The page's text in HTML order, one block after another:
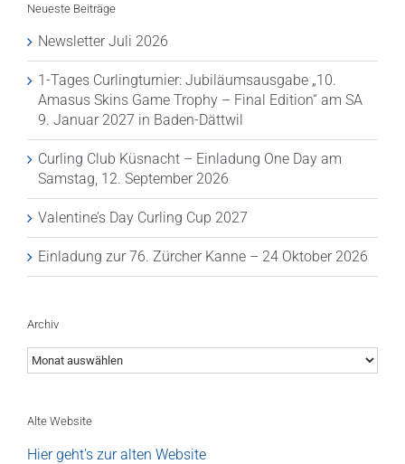
Neueste Beiträge
Newsletter Juli 2026
1-Tages Curlingturnier: Jubiläumsausgabe „10.
Amasus Skins Game Trophy – Final Edition“ am SA
9. Januar 2027 in Baden-Dättwil
Curling Club Küsnacht – Einladung One Day am
Samstag, 12. September 2026
Valentine’s Day Curling Cup 2027
Einladung zur 76. Zürcher Kanne – 24 Oktober 2026
Archiv
Archiv
Alte Website
Hier geht's zur alten Website